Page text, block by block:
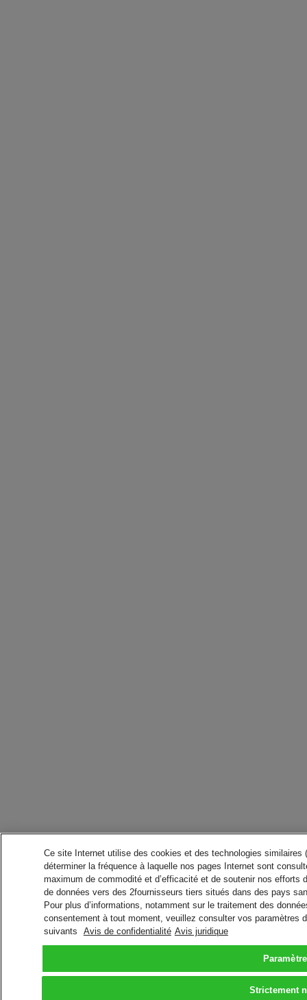
Ce site Internet utilise des cookies et des technologies
déterminer la fréquence à laquelle nos pages Internet sont
maximum de commodité et d’efficacité et de soutenir nos
de données vers des 2fournisseurs tiers situés dans des pays
Pour plus d’informations, notamment sur le traitement des
consentement à tout moment, veuillez consulter vos paramètres
suivants
Avis de confidentialité Avis juridique
Strictement